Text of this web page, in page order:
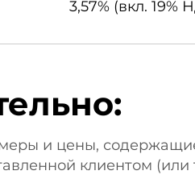
3,57% (вкл. 19%
и цены,
клиентом